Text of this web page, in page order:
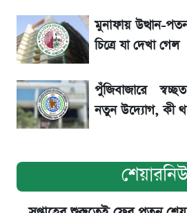
সৌদিতে বাংলাদেশিদের
নিয়ম
মুনাফায় উত্থান-
চিত্রে যা দেখা গেল
পুঁজিবাজারে
নতুন উদ্যোগ, কী